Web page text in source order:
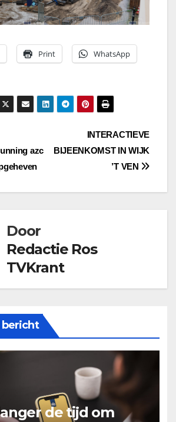
Print WhatsApp
INTERACTIEVE
BIJEENKOMST IN WIJK
’T VEN
azc
Door
Redactie Ros
TVKrant
bericht
de tijd om